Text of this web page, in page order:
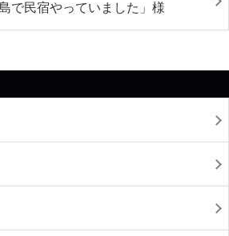
で民宿やっていました」様